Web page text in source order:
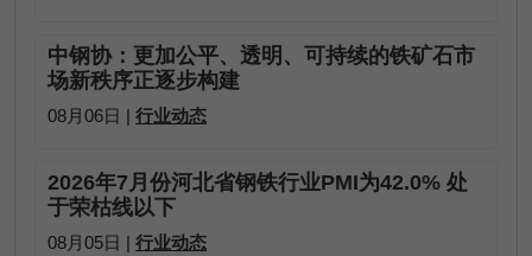
中钢协：更加公平、透明、可持续的铁矿石市
场新秩序正逐步构建
08月06日 | 行业动态
2026年7月份河北省钢铁行业PMI为42.0% 处
于荣枯线以下
08月05日 | 行业动态